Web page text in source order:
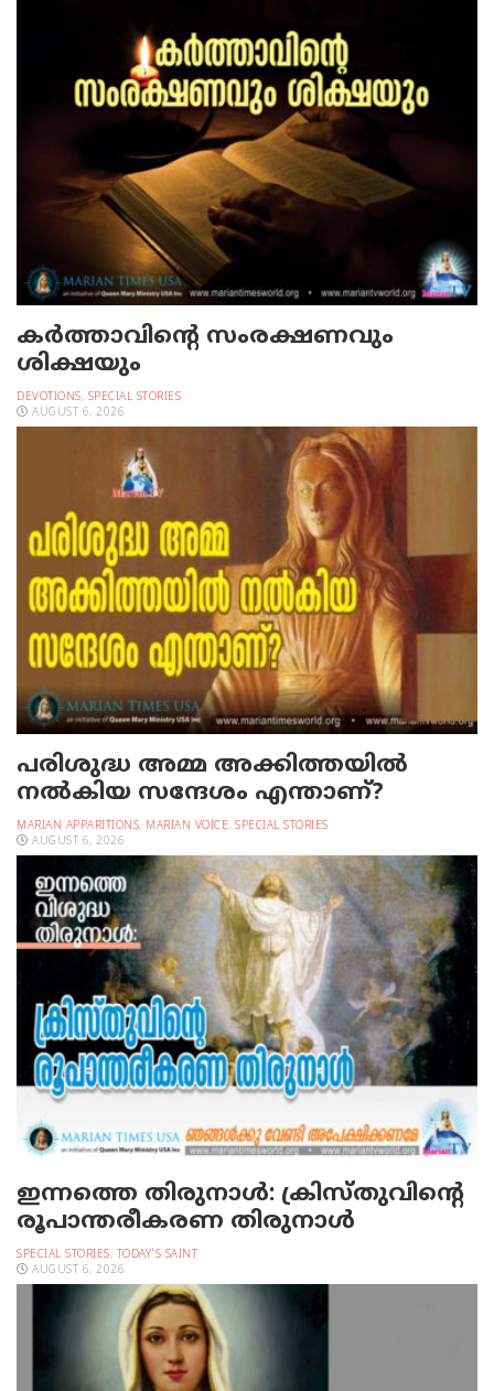
കർത്താവിന്റെ സംരക്ഷണവും
ശിക്ഷയും
DEVOTIONS, SPECIAL STORIES
AUGUST 6, 2026
പരിശുദ്ധ അമ്മ അക്കിത്തയില്‍
നല്‍കിയ സന്ദേശം എന്താണ്?
MARIAN APPARITIONS, MARIAN VOICE, SPECIAL STORIES
AUGUST 6, 2026
ഇന്നത്തെ തിരുനാള്‍: ക്രിസ്തുവിന്റെ
രൂപാന്തരീകരണ തിരുനാള്‍
SPECIAL STORIES, TODAY'S SAINT
AUGUST 6, 2026